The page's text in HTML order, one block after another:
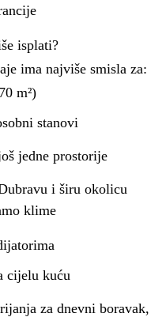
isplati?
ima najviše smisla za:
m²)
stanovi
jedne prostorije
i širu okolicu
klime
cijelu kuću
za dnevni boravak,